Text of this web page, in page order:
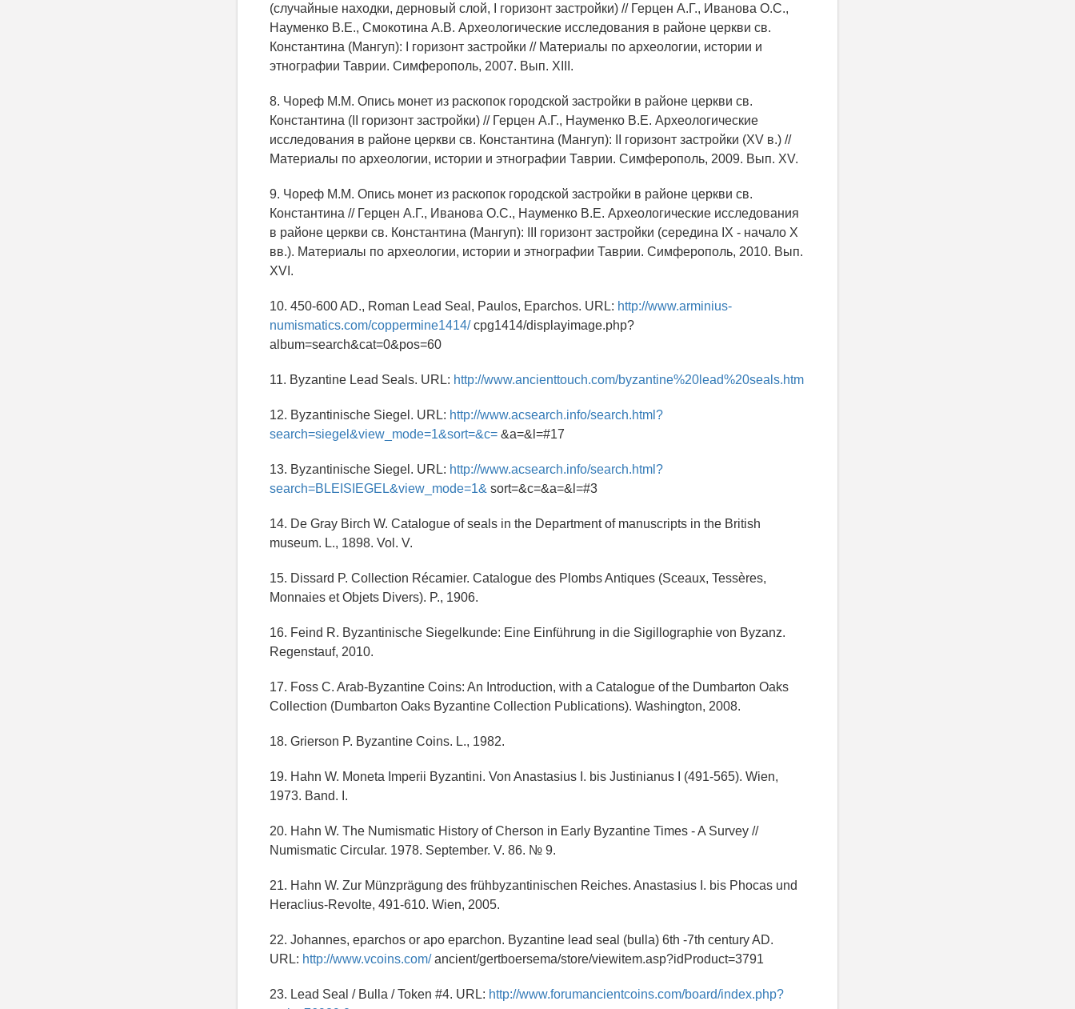
(случайные находки, дерновый слой, I горизонт застройки) // Герцен А.Г., Иванова О.С.,
Науменко В.Е., Смокотина А.В. Археологические исследования в районе церкви св.
Константина (Мангуп): I горизонт застройки // Материалы по археологии, истории и
этнографии Таврии. Симферополь, 2007. Вып. XIII.
8. Чореф М.М. Опись монет из раскопок городской застройки в районе церкви св.
Константина (II горизонт застройки) // Герцен А.Г., Науменко В.Е. Археологические
исследования в районе церкви св. Константина (Мангуп): II горизонт застройки (XV в.) //
Материалы по археологии, истории и этнографии Таврии. Симферополь, 2009. Вып. XV.
9. Чореф М.М. Опись монет из раскопок городской застройки в районе церкви св.
Константина // Герцен А.Г., Иванова О.С., Науменко В.Е. Археологические исследования
в районе церкви св. Константина (Мангуп): III горизонт застройки (середина IX - начало X
вв.). Материалы по археологии, истории и этнографии Таврии. Симферополь, 2010. Вып.
XVI.
10. 450-600 AD., Roman Lead Seal, Paulos, Eparchos. URL: http://www.arminius-
numismatics.com/coppermine1414/cpg1414/displayimage.php?
album=search&cat=0&pos=60
11. Byzantine Lead Seals. URL: http://www.ancienttouch.com/byzantine%20lead%20seals.htm
12. Byzantinische Siegel. URL: http://www.acsearch.info/search.html?
search=siegel&view_mode=1&sort=&c= &a=&l=#17
13. Byzantinische Siegel. URL: http://www.acsearch.info/search.html?
search=BLEISIEGEL&view_mode=1& sort=&c=&a=&l=#3
14. De Gray Birch W. Catalogue of seals in the Department of manuscripts in the British
museum. L., 1898. Vol. V.
15. Dissard P. Collection Récamier. Catalogue des Plombs Antiques (Sceaux, Tessères,
Monnaies et Objets Divers). P., 1906.
16. Feind R. Byzantinische Siegelkunde: Eine Einführung in die Sigillographie von Byzanz.
Regenstauf, 2010.
17. Foss C. Arab-Byzantine Coins: An Introduction, with a Catalogue of the Dumbarton Oaks
Collection (Dumbarton Oaks Byzantine Collection Publications). Washington, 2008.
18. Grierson P. Byzantine Coins. L., 1982.
19. Hahn W. Moneta Imperii Byzantini. Von Anastasius I. bis Justinianus I (491-565). Wien,
1973. Band. I.
20. Hahn W. The Numismatic History of Cherson in Early Byzantine Times - A Survey //
Numismatic Circular. 1978. September. V. 86. № 9.
21. Hahn W. Zur Münzprägung des frühbyzantinischen Reiches. Anastasius I. bis Phocas und
Heraclius-Revolte, 491-610. Wien, 2005.
22. Johannes, eparchos or apo eparchon. Byzantine lead seal (bulla) 6th -7th century AD.
URL: http://www.vcoins.com/ancient/gertboersema/store/viewitem.asp?idProduct=3791
23. Lead Seal / Bulla / Token #4. URL: http://www.forumancientcoins.com/board/index.php?